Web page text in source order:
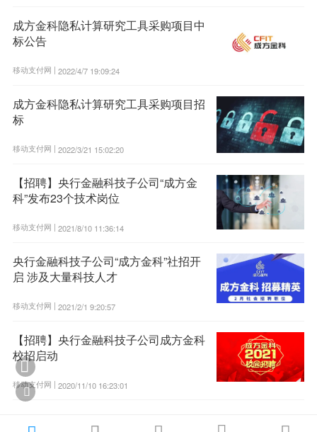
成方金科隐私计算研究工具采购项目中
标公告
移动支付网 | 2022/4/7 19:09:24
成方金科隐私计算研究工具采购项目招
标
移动支付网 | 2022/3/21 15:02:20
【招聘】央行金融科技子公司“成方金
科”发布23个技术岗位
移动支付网 | 2021/8/10 11:36:14
央行金融科技子公司“成方金科”社招开
启 涉及大量科技人才
移动支付网 | 2021/2/1 9:20:57
【招聘】央行金融科技子公司成方金科
校招启动
移动支付网 | 2020/11/10 16:23:01

